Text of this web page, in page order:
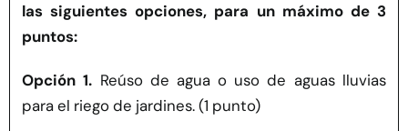
las siguientes opciones, para un máximo de 3
puntos:
Opción 1. Reúso de agua o uso de aguas lluvias
para el riego de jardines. (1 punto)